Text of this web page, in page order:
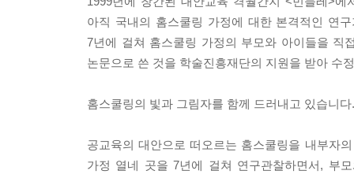
능동_가르치지는 않지만 가리키기는 하지요 / 수
3장 홈스쿨링의 가능성과 한계
1. 경계 허물기
시간 차원_여유와 불안 / 공간 차원_유목과 단절
관계 차원_초월과 고립 / 활동 차원_능동과 수동
아직 국내의 홈스쿨링 가정에 대한 본격적인 연
7년에 걸쳐 홈스쿨링 가정의 부모와 아이들을 직
논문으로 쓴 것을 학술진흥재단의 지원을 받아 수
홈스쿨링의 빛과 그림자를 함께 드러내고 있습니다.
공교육의 대안으로 떠오르는 홈스쿨링을 내부자
가정 열네 곳을 7년에 걸쳐 연구관찰하면서, 부